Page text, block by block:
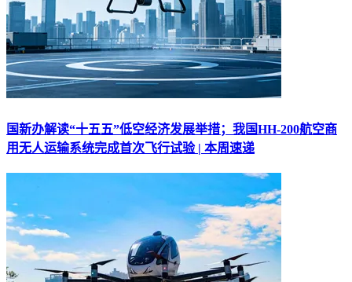
国新办解读“十五五”低空经济发展举措；我国HH-200航空商
用无人运输系统完成首次飞行试验 | 本周速递